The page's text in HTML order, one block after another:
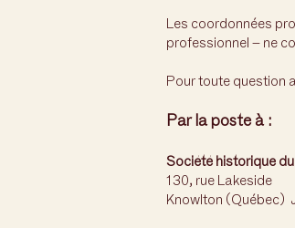
Les coordonnées
professionnel – ne
Pour toute question
Par la poste à :
Société historique
130, rue Lakeside
Knowlton (Québec)